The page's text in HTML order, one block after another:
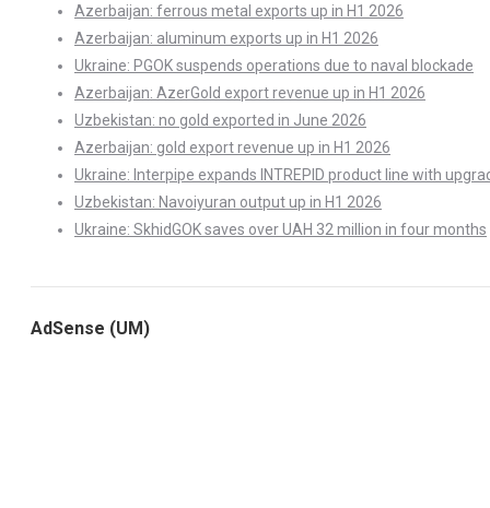
Azerbaijan: ferrous metal exports up in H1 2026
Azerbaijan: aluminum exports up in H1 2026
Ukraine: PGOK suspends operations due to naval blockade
Azerbaijan: AzerGold export revenue up in H1 2026
Uzbekistan: no gold exported in June 2026
Azerbaijan: gold export revenue up in H1 2026
Ukraine: Interpipe expands INTREPID product line with
Uzbekistan: Navoiyuran output up in H1 2026
Ukraine: SkhidGOK saves over UAH 32 million in four months
AdSense (UM)